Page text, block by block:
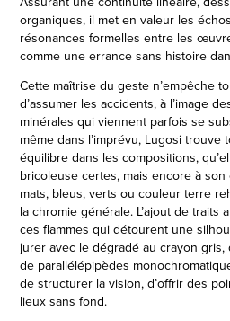
organiques, il met en valeur les
résonances formelles entre les
comme une errance sans histoire
Cette maîtrise du geste n’empêche
d’assumer les accidents, à l’image
minérales qui viennent parfois se
même dans l’imprévu, Lugosi
équilibre dans les compositions,
bricoleuse certes, mais encore à
mats, bleus, verts ou couleur terre
la chromie générale. L’ajout de traits
ces flammes qui détourent une
jurer avec le dégradé au crayon
de parallélépipèdes
de structurer la vision, d’offrir des
lieux sans fond.